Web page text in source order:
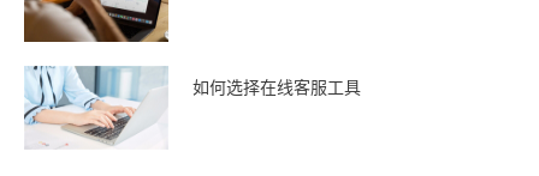
如何选择在线客服工具